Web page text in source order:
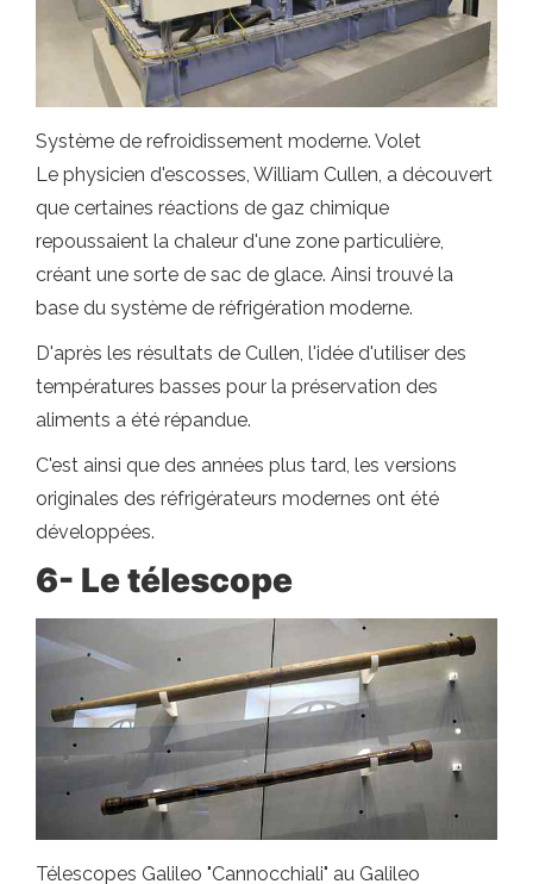
Système de refroidissement moderne. Volet
Le physicien d'escosses, William Cullen, a découvert
que certaines réactions de gaz chimique
repoussaient la chaleur d'une zone particulière,
créant une sorte de sac de glace. Ainsi trouvé la
base du système de réfrigération moderne.
D'après les résultats de Cullen, l'idée d'utiliser des
températures basses pour la préservation des
aliments a été répandue.
C'est ainsi que des années plus tard, les versions
originales des réfrigérateurs modernes ont été
développées.
6- Le télescope
Télescopes Galileo "Cannocchiali" au Galileo